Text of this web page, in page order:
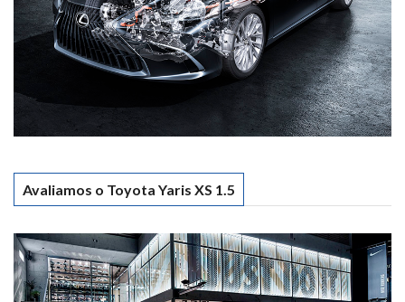
Avaliamos o Toyota Yaris XS 1.5